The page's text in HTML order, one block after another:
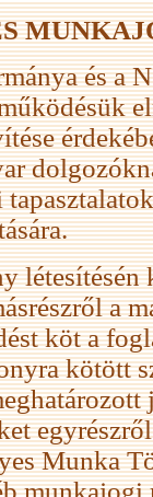
és a
létesítésén
a
köt a
kötött
Munka
munkajogi